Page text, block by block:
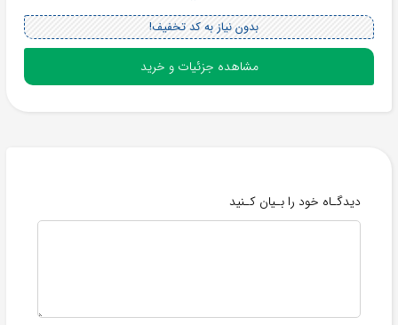
بدون نیاز به کد تخفیف!
مشاهده جزئیات و خرید
دیدگـاه خود را بـیان کـنید